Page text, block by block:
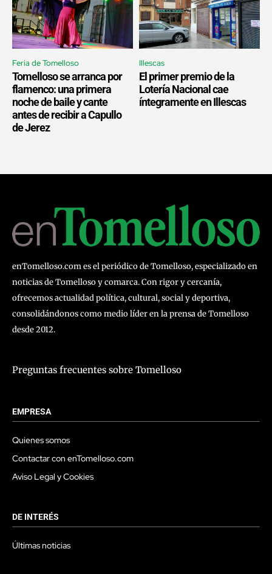
Feria de Tomelloso
Tomelloso se arranca por
flamenco: una primera
noche de baile y cante
antes de recibir a Capullo
de Jerez
Illescas
El primer premio de la
Lotería Nacional cae
íntegramente en Illescas
enTomelloso.com es el periódico de Tomelloso, especializado en
noticias de Tomelloso y comarca. Con rigor y cercanía,
ofrecemos actualidad política, cultural, social y deportiva,
consolidándonos como medio líder en la prensa de Tomelloso
desde 2012.
Preguntas frecuentes sobre Tomelloso
EMPRESA
Quienes somos
Contactar con enTomelloso.com
Aviso Legal y Cookies
DE INTERÉS
Últimas noticias